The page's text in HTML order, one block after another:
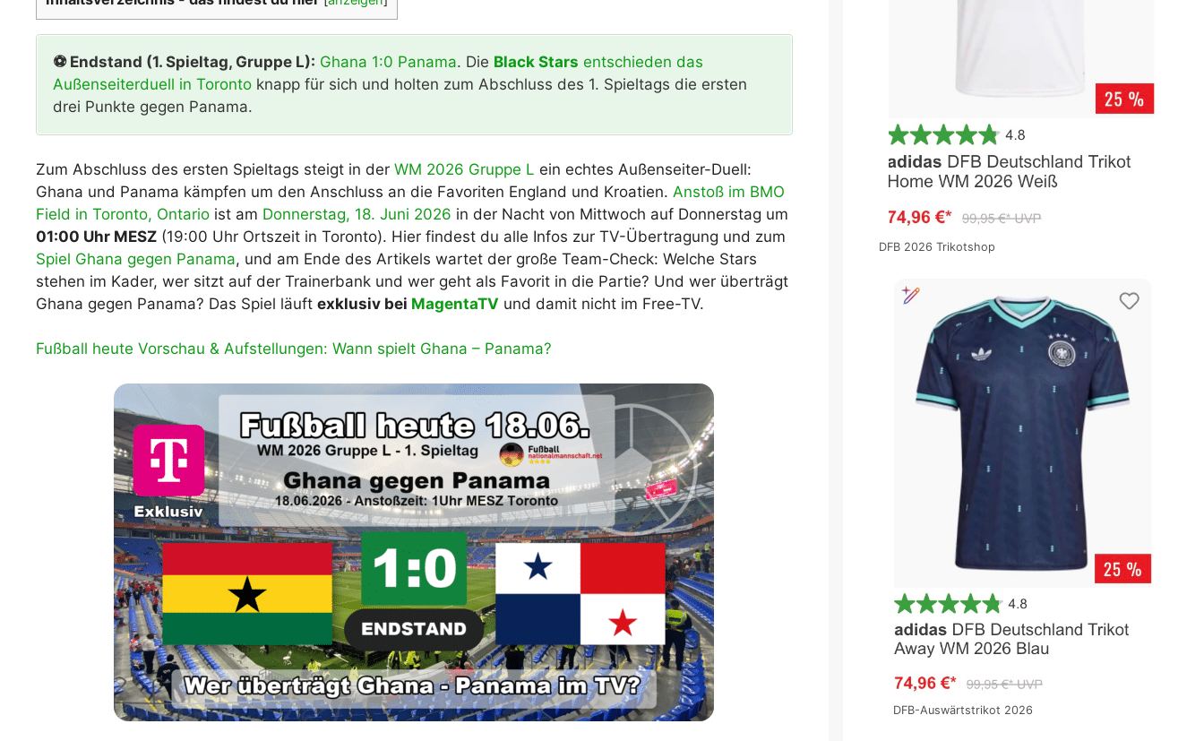
WM 2026 Spielplan Excel – kostenlos
⚽ Endstand (1. Spieltag, Gruppe L): Ghana 1:0 Panama. Die Black Stars entschieden das
Außenseiterduell in Toronto knapp für sich und holten zum Abschluss des 1. Spieltags die ersten
drei Punkte gegen Panama.
Zum Abschluss des ersten Spieltags steigt in der WM 2026 Gruppe L ein echtes Außenseiter-Duell:
Ghana und Panama kämpfen um den Anschluss an die Favoriten England und Kroatien. Anstoß im BMO
Field in Toronto, Ontario ist am Donnerstag, 18. Juni 2026 in der Nacht von Mittwoch auf Donnerstag um
01:00 Uhr MESZ (19:00 Uhr Ortszeit in Toronto). Hier findest du alle Infos zur TV-Übertragung und zum
Spiel Ghana gegen Panama, und am Ende des Artikels wartet der große Team-Check: Welche Stars
stehen im Kader, wer sitzt auf der Trainerbank und wer geht als Favorit in die Partie? Und wer überträgt
Ghana gegen Panama? Das Spiel läuft exklusiv bei MagentaTV und damit nicht im Free-TV.
Fußball heute Vorschau & Aufstellungen: Wann spielt Ghana – Panama?
DFB 2026 Trikotshop
DFB-Auswärtstrikot 2026